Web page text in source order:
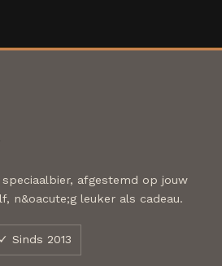
afgestemd op jouw
n&oacute;g leuker als cadeau.
✓ Sinds 2013